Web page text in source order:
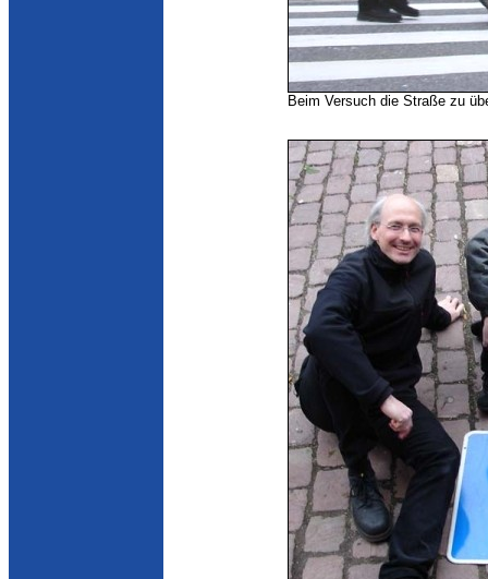
Beim Versuch die Straße zu